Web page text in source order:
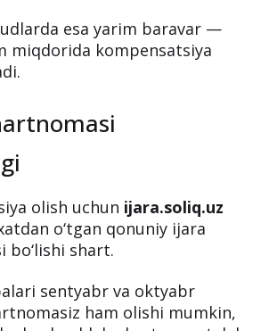
esa yarim baravar —
miqdorida kompensatsiya
olish uchun ijara.soliq.uz
o‘tgan qonuniy ijara
bo‘lishi shart.
sentyabr va oktyabr
ham olishi mumkin,